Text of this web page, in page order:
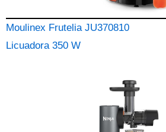
Moulinex Frutelia JU370810
Licuadora 350 W